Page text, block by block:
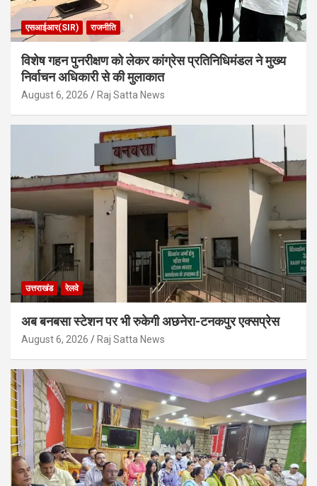
एसआईआर(SIR) राजनीति
विशेष गहन पुनरीक्षण को लेकर कांग्रेस प्रतिनिधिमंडल ने मुख्य
निर्वाचन अधिकारी से की मुलाकात
August 6, 2026 Raj Satta News
उत्तराखंड रेलवे
अब बनबसा स्टेशन पर भी रुकेगी अछनेरा-टनकपुर एक्सप्रेस
August 6, 2026 Raj Satta News